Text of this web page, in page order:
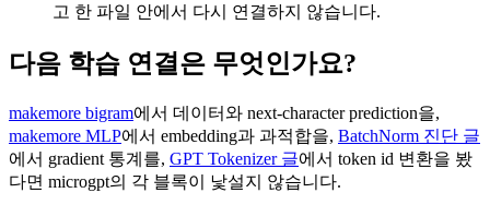
고 한 파일 안에서 다시 연결하지 않습니다.
다음 학습 연결은 무엇인가요?
makemore bigram에서 데이터와 next-character prediction을,
makemore MLP에서 embedding과 과적합을, BatchNorm 진단 글
에서 gradient 통계를, GPT Tokenizer 글에서 token id 변환을 봤
다면 microgpt의 각 블록이 낯설지 않습니다.